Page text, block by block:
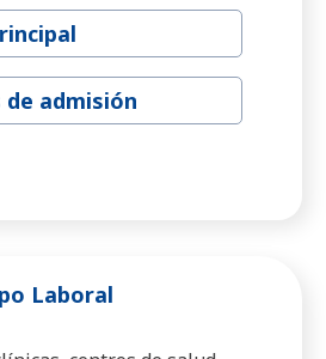
admisión
Laboral